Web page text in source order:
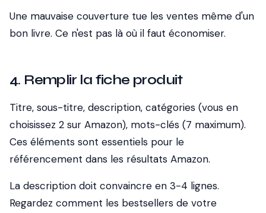
Une mauvaise couverture tue les ventes même d'un
bon livre. Ce n'est pas là où il faut économiser.
4. Remplir la fiche produit
Titre, sous-titre, description, catégories (vous en
choisissez 2 sur Amazon), mots-clés (7 maximum).
Ces éléments sont essentiels pour le
référencement dans les résultats Amazon.
La description doit convaincre en 3-4 lignes.
Regardez comment les bestsellers de votre